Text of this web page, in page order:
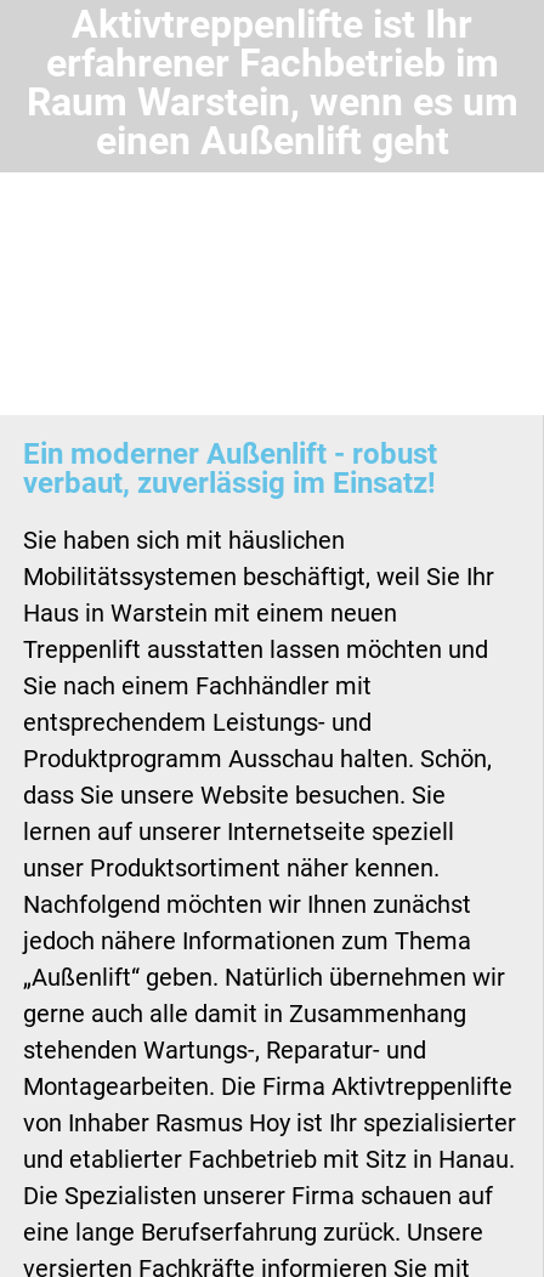
Aktivtreppenlifte ist Ihr
erfahrener Fachbetrieb im
Raum Warstein, wenn es um
einen Außenlift geht
Ein moderner Außenlift - robust
verbaut, zuverlässig im Einsatz!
Sie haben sich mit häuslichen
Mobilitätssystemen beschäftigt, weil Sie Ihr
Haus in Warstein mit einem neuen
Treppenlift ausstatten lassen möchten und
Sie nach einem Fachhändler mit
entsprechendem Leistungs- und
Produktprogramm Ausschau halten. Schön,
dass Sie unsere Website besuchen. Sie
lernen auf unserer Internetseite speziell
unser Produktsortiment näher kennen.
Nachfolgend möchten wir Ihnen zunächst
jedoch nähere Informationen zum Thema
„Außenlift“ geben. Natürlich übernehmen wir
gerne auch alle damit in Zusammenhang
stehenden Wartungs-, Reparatur- und
Montagearbeiten. Die Firma Aktivtreppenlifte
von Inhaber Rasmus Hoy ist Ihr spezialisierter
und etablierter Fachbetrieb mit Sitz in Hanau.
Die Spezialisten unserer Firma schauen auf
eine lange Berufserfahrung zurück. Unsere
versierten Fachkräfte informieren Sie mit